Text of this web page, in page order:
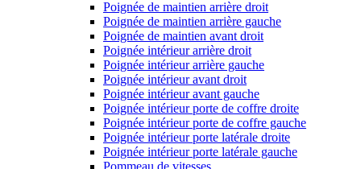
Poignée de maintien arrière droit
Poignée de maintien arrière gauche
Poignée de maintien avant droit
Poignée intérieur arrière droit
Poignée intérieur arrière gauche
Poignée intérieur avant droit
Poignée intérieur avant gauche
Poignée intérieur porte de coffre droite
Poignée intérieur porte de coffre gauche
Poignée intérieur porte latérale droite
Poignée intérieur porte latérale gauche
Pommeau de vitesses